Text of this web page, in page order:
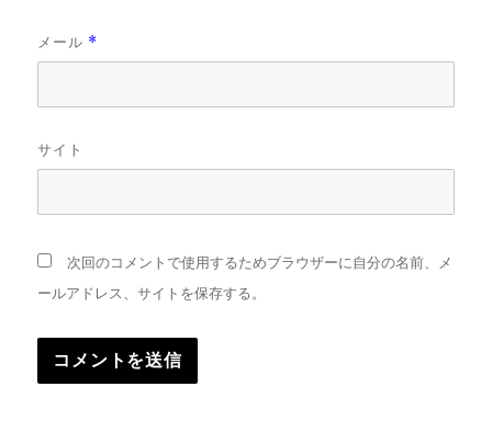
メール *
サイト
次回のコメントで使用するためブラウザーに自分の名前、メ
ールアドレス、サイトを保存する。